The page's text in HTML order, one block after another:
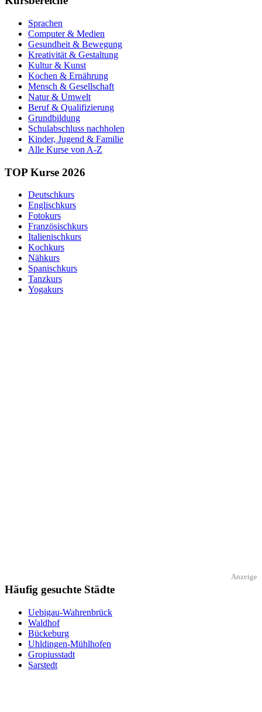
Sprachen
Computer & Medien
Gesundheit & Bewegung
Kreativität & Gestaltung
Kultur & Kunst
Kochen & Ernährung
Mensch & Gesellschaft
Natur & Umwelt
Beruf & Qualifizierung
Grundbildung
Schulabschluss nachholen
Kinder, Jugend & Familie
Alle Kurse von A-Z
TOP Kurse 2026
Deutschkurs
Englischkurs
Fotokurs
Französischkurs
Italienischkurs
Kochkurs
Nähkurs
Spanischkurs
Tanzkurs
Yogakurs
Anzeige
Häufig gesuchte Städte
Uebigau-Wahrenbrück
Waldhof
Bückeburg
Uhldingen-Mühlhofen
Gropiusstadt
Sarstedt